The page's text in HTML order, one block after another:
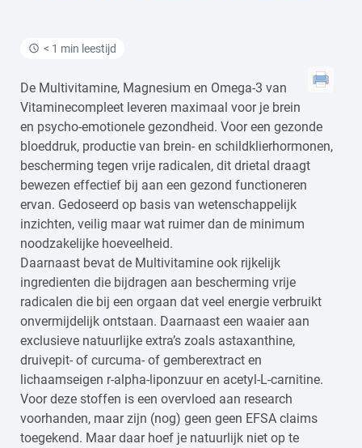
< 1 min leestijd
De Multivitamine, Magnesium en Omega-3 van
Vitaminecompleet leveren maximaal voor je brein
en psycho-emotionele gezondheid. Voor een gezonde
bloeddruk, productie van brein- en schildklierhormonen,
bescherming tegen vrije radicalen, dit drietal draagt
bewezen effectief bij aan een gezond functioneren
ervan. Gedoseerd op basis van wetenschappelijk
inzichten, veilig maar wat ruimer dan de minimum
noodzakelijke hoeveelheid.
Daarnaast bevat de Multivitamine ook rijkelijk
ingredienten die bijdragen aan bescherming vrije
radicalen die bij een orgaan dat veel energie verbruikt
onvermijdelijk ontstaan. Daarnaast een waaier aan
exclusieve natuurlijke extra’s zoals astaxanthine,
druivepit- of curcuma- of gemberextract en
lichaamseigen r-alpha-liponzuur en acetyl-L-carnitine.
Voor deze stoffen is een overvloed aan research
voorhanden, maar zijn (nog) geen geen EFSA claims
toegekend. Maar daar hoef je natuurlijk niet op te